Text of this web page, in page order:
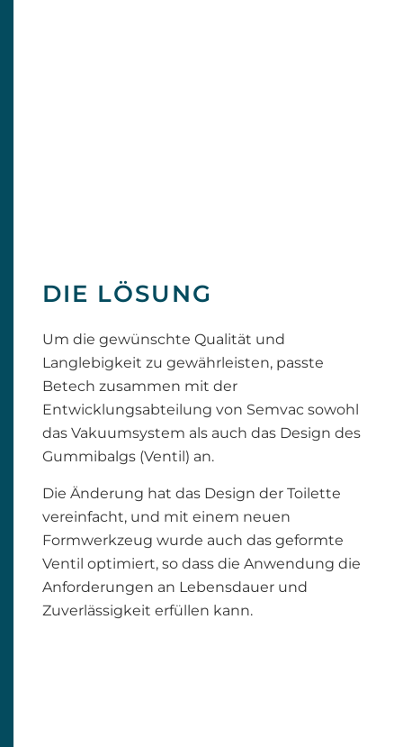
DIE LÖSUNG
Um die gewünschte Qualität und
Langlebigkeit zu gewährleisten, passte
Betech zusammen mit der
Entwicklungsabteilung von Semvac sowohl
das Vakuumsystem als auch das Design des
Gummibalgs (Ventil) an.
Die Änderung hat das Design der Toilette
vereinfacht, und mit einem neuen
Formwerkzeug wurde auch das geformte
Ventil optimiert, so dass die Anwendung die
Anforderungen an Lebensdauer und
Zuverlässigkeit erfüllen kann.